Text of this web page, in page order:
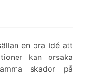
en bra idé att
kan orsaka
skador på